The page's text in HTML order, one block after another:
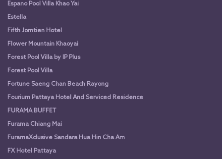
Espano Pool Villa Khao Yai
Estella
Fifth Jomtien Hotel
Flower Mountain Khaoyai
Forest Pool Villa by IP Plus
Forest Pool Villa
Fortune Saeng Chan Beach Rayong
Fourium Pattaya Hotel And Serviced Residence
FURAMA BUFFET
Furama Chiang Mai
FuramaXclusive Sandara Hua Hin Cha Am
FX Hotel Pattaya